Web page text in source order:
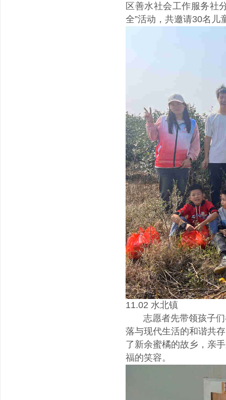
区善水社会工作服务社
全”活动，共邀请30名儿
11.02 水北镇
志愿者先带领孩子们
落与现代生活的和谐共
了新余蜜橘的故乡，亲
福的笑容。